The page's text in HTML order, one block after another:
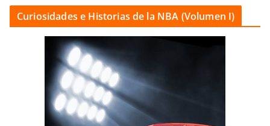
Curiosidades e Historias de la NBA (Volumen I)